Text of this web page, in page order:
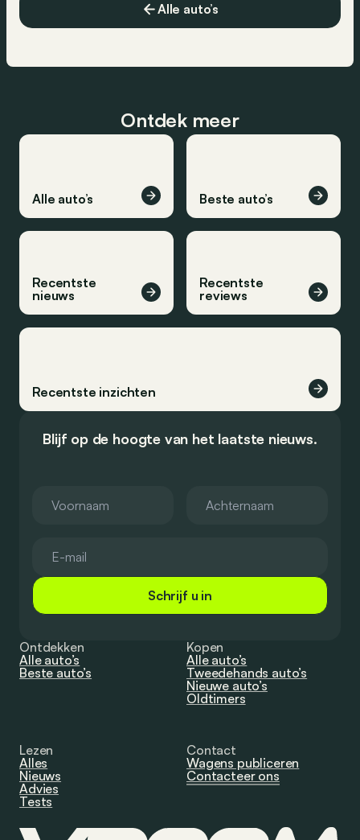
Alle auto’s
Ontdek meer
Alle auto’s Beste auto’s
Recentste
nieuws
Recentste
reviews
Recentste inzichten
Blijf op de hoogte van het laatste nieuws.
Schrijf u in
Ontdekken
Alle auto’s
Beste auto’s
Kopen
Alle auto’s
Tweedehands auto’s
Nieuwe auto’s
Oldtimers
Lezen
Alles
Nieuws
Advies
Tests
Contact
Wagens publiceren
Contacteer ons